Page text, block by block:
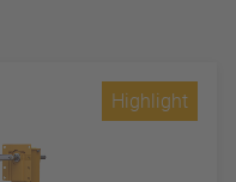
Highlight